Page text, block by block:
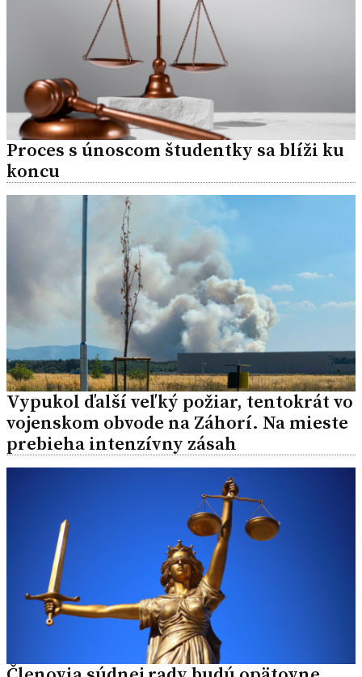
Proces s únoscom študentky sa blíži ku
koncu
Vypukol ďalší veľký požiar, tentokrát vo
vojenskom obvode na Záhorí. Na mieste
prebieha intenzívny zásah